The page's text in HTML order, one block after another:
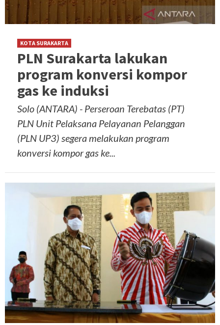
KOTA SURAKARTA
PLN Surakarta lakukan
program konversi kompor
gas ke induksi
Solo (ANTARA) - Perseroan Terebatas (PT)
PLN Unit Pelaksana Pelayanan Pelanggan
(PLN UP3) segera melakukan program
konversi kompor gas ke...